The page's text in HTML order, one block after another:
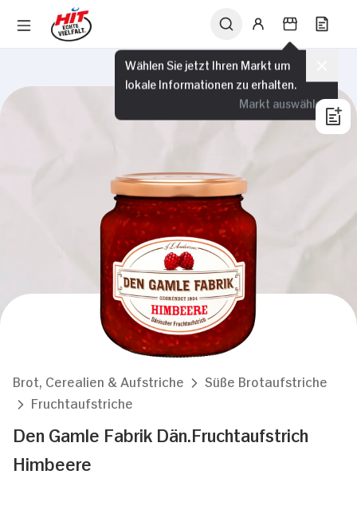
Wählen Sie jetzt Ihren Markt um
lokale Informationen zu erhalten.
Markt auswählen
Brot, Cerealien & Aufstriche
Süße Brotaufstriche
Fruchtaufstriche
Den Gamle Fabrik Dän.Fruchtaufstrich
Himbeere